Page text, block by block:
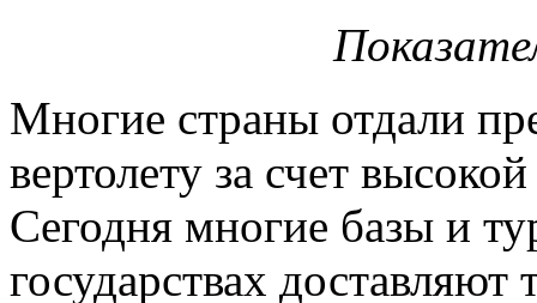
Многие страны отдали
вертолету за счет
Сегодня многие базы и
государствах